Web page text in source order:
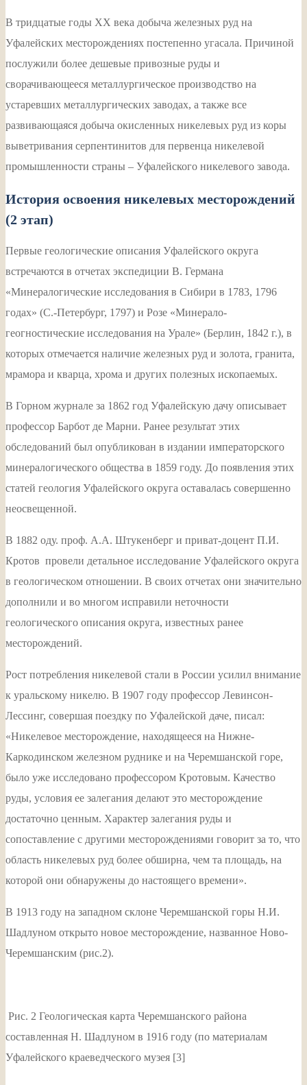
В тридцатые годы ХХ века добыча железных руд на
Уфалейских месторождениях постепенно угасала. Причиной
послужили более дешевые привозные руды и
сворачивающееся металлургическое производство на
устаревших металлургических заводах, а также все
развивающаяся добыча окисленных никелевых руд из коры
выветривания серпентинитов для первенца никелевой
промышленности страны – Уфалейского никелевого завода.
История освоения никелевых месторождений
(2 этап)
Первые геологические описания Уфалейского округа
встречаются в отчетах экспедиции В. Германа
«Минералогические исследования в Сибири в 1783, 1796
годах» (С.-Петербург, 1797) и Розе «Минерало-
геогностические исследования на Урале» (Берлин, 1842 г.), в
которых отмечается наличие железных руд и золота, гранита,
мрамора и кварца, хрома и других полезных ископаемых.
В Горном журнале за 1862 год Уфалейскую дачу описывает
профессор Барбот де Марни. Ранее результат этих
обследований был опубликован в издании императорского
минералогического общества в 1859 году. До появления этих
статей геология Уфалейского округа оставалась совершенно
неосвещенной.
В 1882 оду. проф. А.А. Штукенберг и приват-доцент П.И.
Кротов провели детальное исследование Уфалейского округа
в геологическом отношении. В своих отчетах они значительно
дополнили и во многом исправили неточности
геологического описания округа, известных ранее
месторождений.
Рост потребления никелевой стали в России усилил внимание
к уральскому никелю. В 1907 году профессор Левинсон-
Лессинг, совершая поездку по Уфалейской даче, писал:
«Никелевое месторождение, находящееся на Нижне-
Каркодинском железном руднике и на Черемшанской горе,
было уже исследовано профессором Кротовым. Качество
руды, условия ее залегания делают это месторождение
достаточно ценным. Характер залегания руды и
сопоставление с другими месторождениями говорит за то, что
область никелевых руд более обширна, чем та площадь, на
которой они обнаружены до настоящего времени».
В 1913 году на западном склоне Черемшанской горы Н.И.
Шадлуном открыто новое месторождение, названное Ново-
Черемшанским (рис.2).
Рис. 2 Геологическая карта Черемшанского района
составленная Н. Шадлуном в 1916 году (по материалам
Уфалейского краеведческого музея [3]